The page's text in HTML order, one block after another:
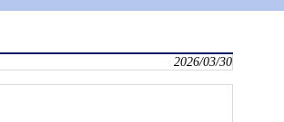
2026/03/30